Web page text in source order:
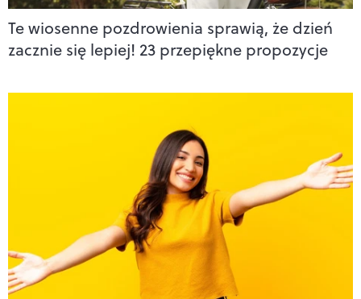
Te wiosenne pozdrowienia sprawią, że dzień
zacznie się lepiej! 23 przepiękne propozycje